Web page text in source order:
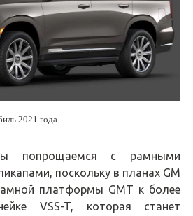
2021 года
попрощаемся с рамными
поскольку в планах GM
платформы GMT к более
VSS-T, которая станет